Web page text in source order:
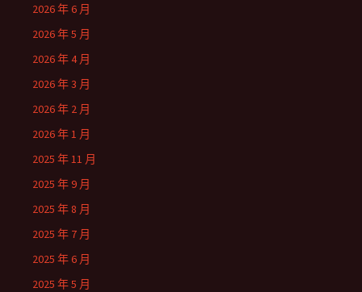
2026 年 6 月
2026 年 5 月
2026 年 4 月
2026 年 3 月
2026 年 2 月
2026 年 1 月
2025 年 11 月
2025 年 9 月
2025 年 8 月
2025 年 7 月
2025 年 6 月
2025 年 5 月